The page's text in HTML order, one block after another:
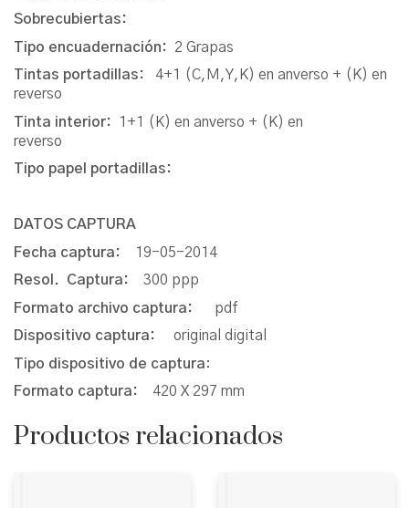
Sobrecubiertas:
Tipo encuadernación: 2 Grapas
Tintas portadillas: 4+1 (C,M,Y,K) en anverso + (K) en
reverso
Tinta interior:
1+1 (K) en anverso + (K) en
reverso
Tipo papel portadillas:
DATOS CAPTURA
Fecha captura:
19-05-2014
Resol. Captura: 300 ppp
Formato archivo captura: pdf
Dispositivo captura: original digital
Tipo dispositivo de captura:
Formato captura: 420 X 297 mm
Productos relacionados